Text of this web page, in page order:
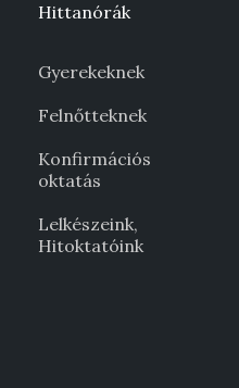
Hittanórák
Gyerekeknek
Felnőtteknek
Konfirmációs
oktatás
Lelkészeink,
Hitoktatóink